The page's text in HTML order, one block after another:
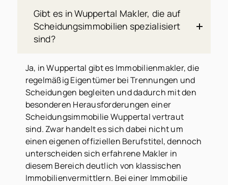
Gibt es in Wuppertal Makler, die auf
Scheidungsimmobilien spezialisiert
sind?
Ja, in Wuppertal gibt es Immobilienmakler, die
regelmäßig Eigentümer bei Trennungen und
Scheidungen begleiten und dadurch mit den
besonderen Herausforderungen einer
Scheidungsimmobilie Wuppertal vertraut
sind. Zwar handelt es sich dabei nicht um
einen eigenen offiziellen Berufstitel, dennoch
unterscheiden sich erfahrene Makler in
diesem Bereich deutlich von klassischen
Immobilienvermittlern. Bei einer Immobilie